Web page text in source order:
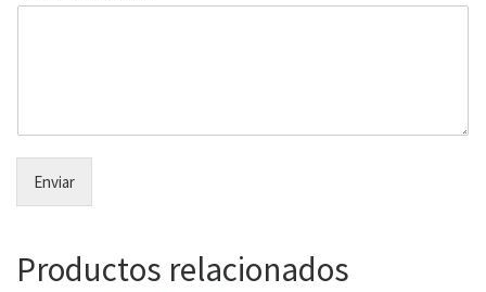
Enviar
Productos relacionados